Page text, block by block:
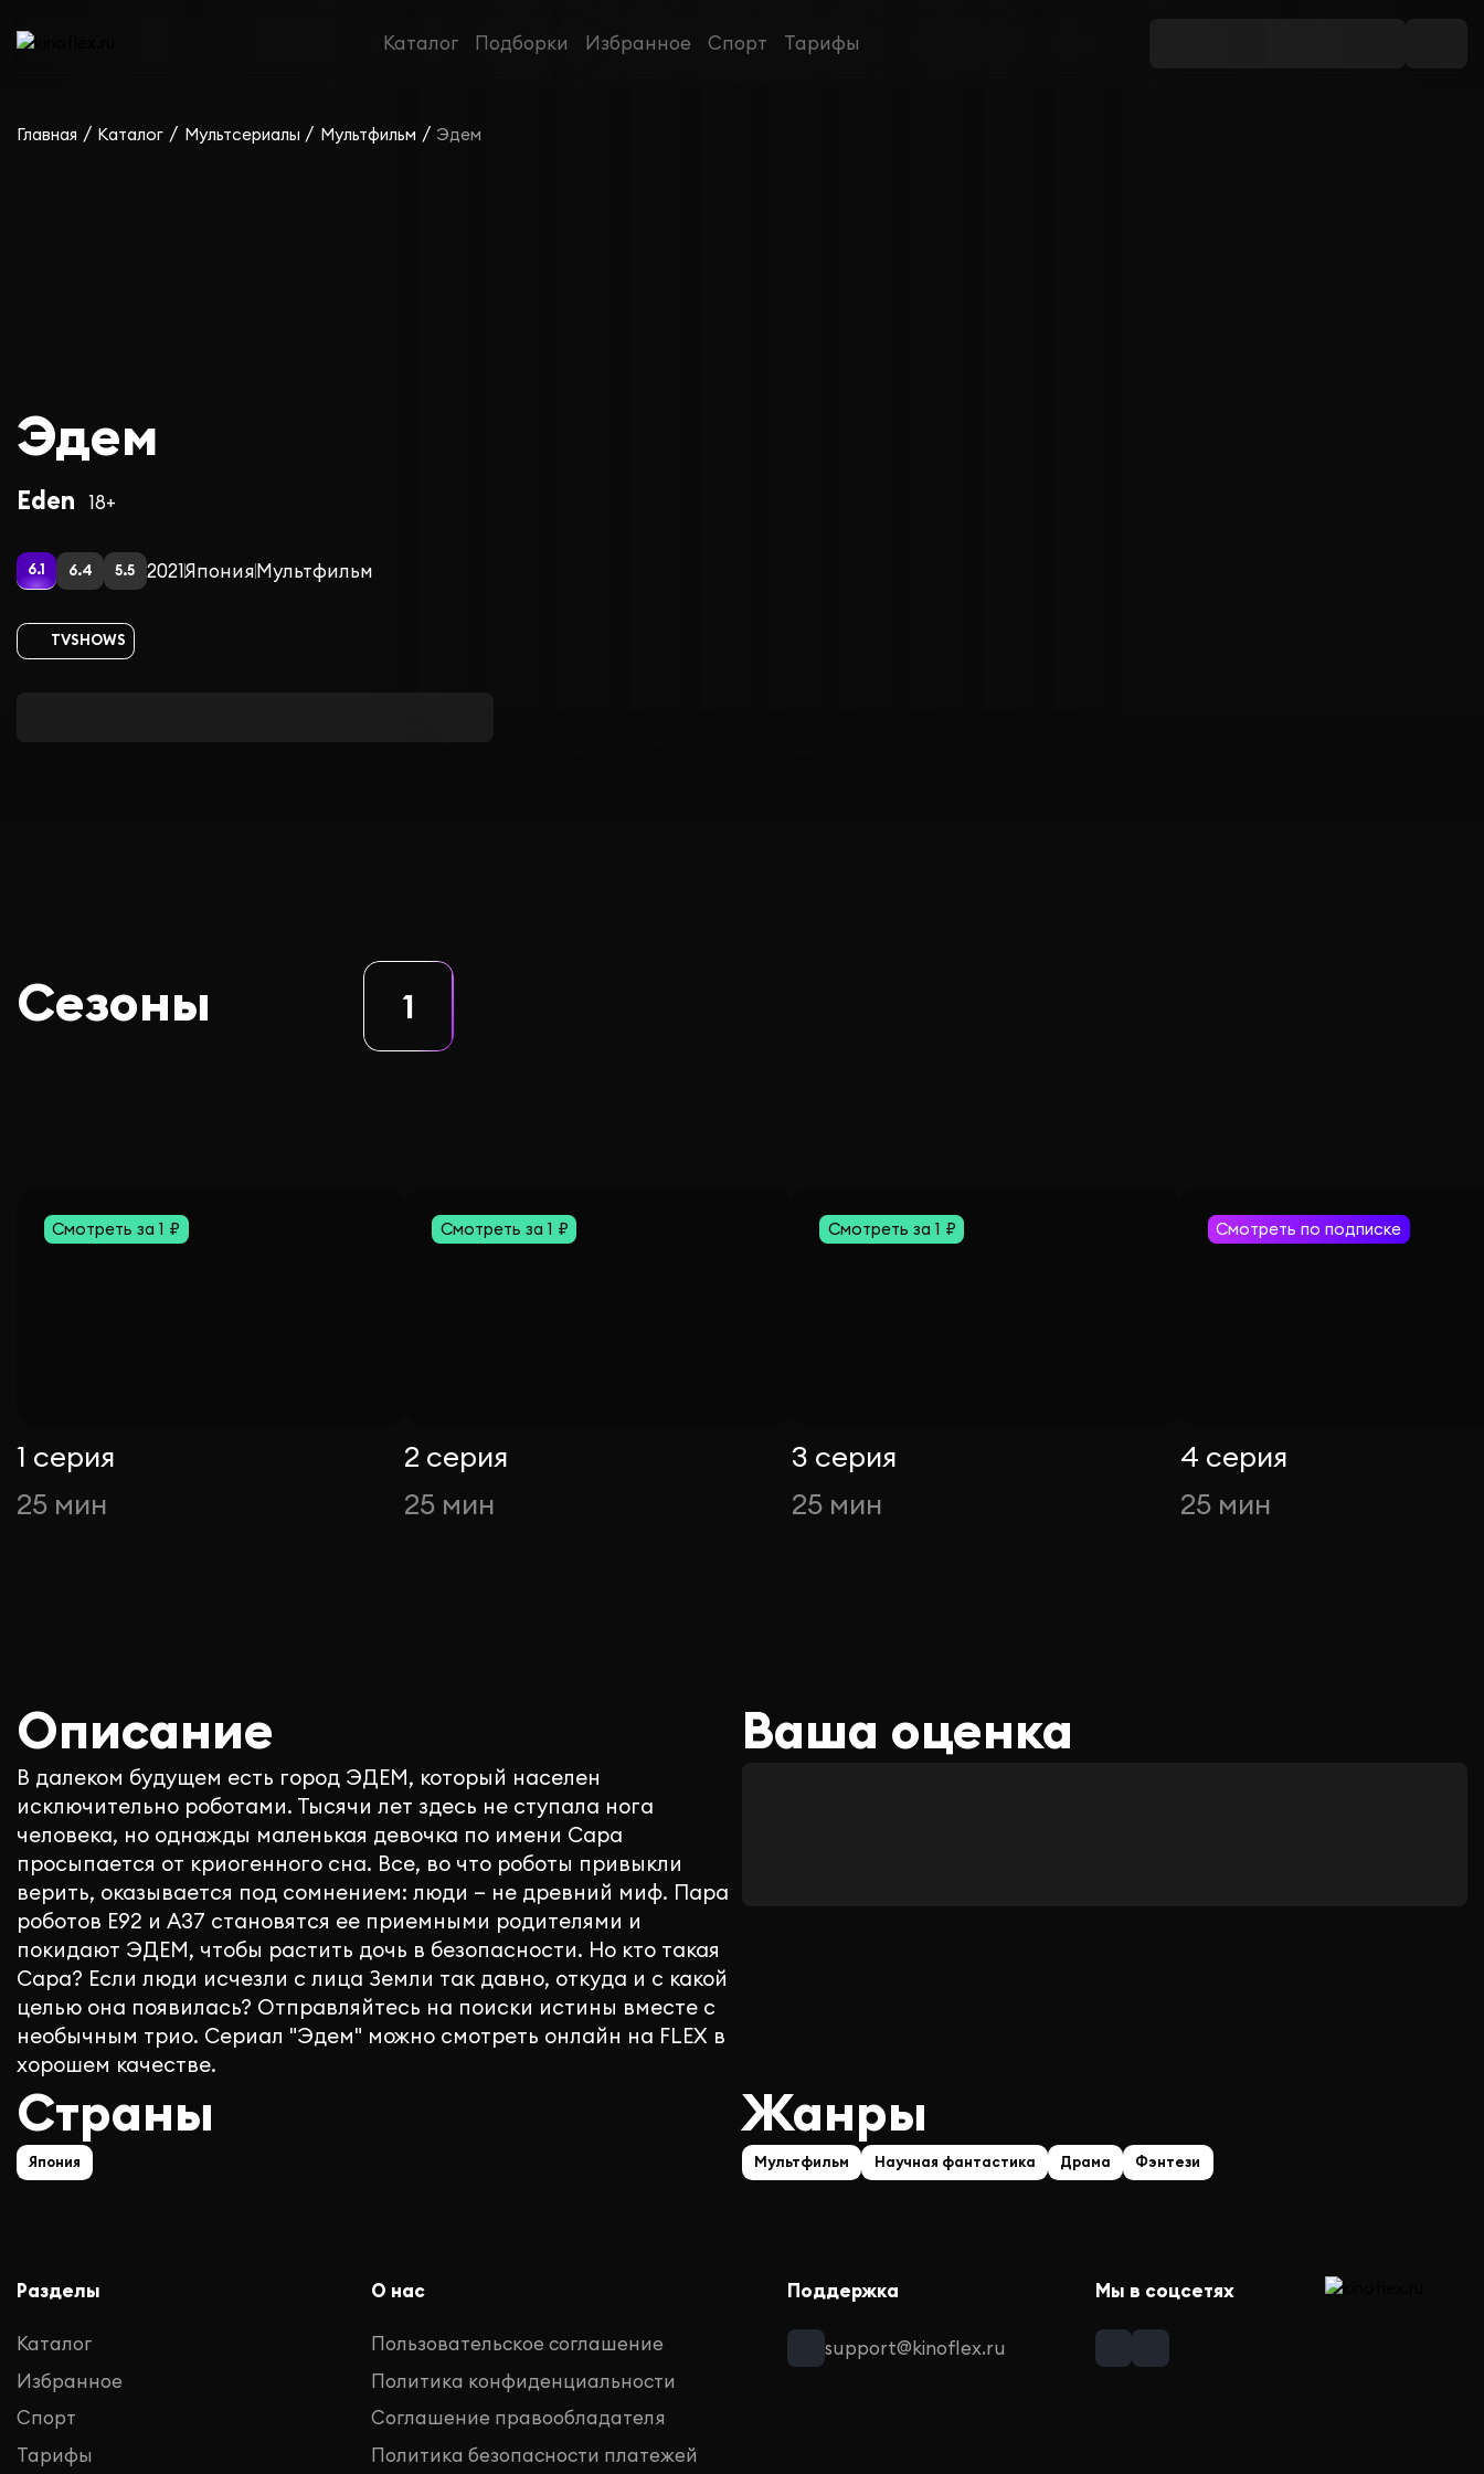
Каталог Подборки Избранное Спорт Тарифы
Главная / Каталог / Мультсериалы / Мультфильм / Эдем
Эдем
Eden 18+
6.1 6.4 5.5 2021ЯпонияМультфильм
TVSHOWS
Сезоны 1
Смотреть за 1 ₽
1 серия
25 мин
Смотреть за 1 ₽
2 серия
25 мин
Смотреть за 1 ₽
3 серия
25 мин
Смотреть по подписке
4 серия
25 мин
Описание
В далеком будущем есть город ЭДЕМ, который населен
исключительно роботами. Тысячи лет здесь не ступала нога
человека, но однажды маленькая девочка по имени Сара
просыпается от криогенного сна. Все, во что роботы привыкли
верить, оказывается под сомнением: люди — не древний миф. Пара
роботов E92 и A37 становятся ее приемными родителями и
покидают ЭДЕМ, чтобы растить дочь в безопасности. Но кто такая
Сара? Если люди исчезли с лица Земли так давно, откуда и с какой
целью она появилась? Отправляйтесь на поиски истины вместе с
необычным трио. Сериал "Эдем" можно смотреть онлайн на FLEX в
хорошем качестве.
Ваша оценка
Страны
Япония
Жанры
Мультфильм Научная фантастика Драма Фэнтези
Разделы
Каталог
Избранное
Спорт
Тарифы
О нас
Пользовательское соглашение
Политика конфиденциальности
Соглашение правообладателя
Политика безопасности платежей
Поддержка
support@kinoflex.ru
Мы в соцсетях